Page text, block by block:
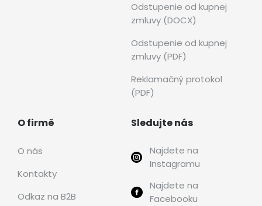
Odstupenie od kupnej
zmluvy (DOCX)
Odstupenie od kupnej
zmluvy (PDF)
Reklamačný protokol
(PDF)
O firmě
O nás
Kontakty
Odkaz na B2B
Sledujte nás
Najdete na
Instagramu
Najdete na
Facebooku